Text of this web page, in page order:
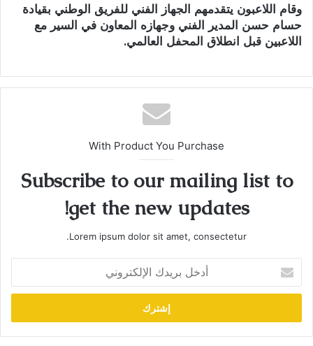
وقام اللاعبون يتقدمهم الجهاز الفني للفريق الوطني بقيادة
حسام حسن المدير الفني وجهازه المعاون في السير مع
اللاعبين قبل انطلاق المحفل العالمي.
With Product You Purchase
Subscribe to our mailing list to
get the new updates!
Lorem ipsum dolor sit amet, consectetur.
بريدك
الإلكتروني